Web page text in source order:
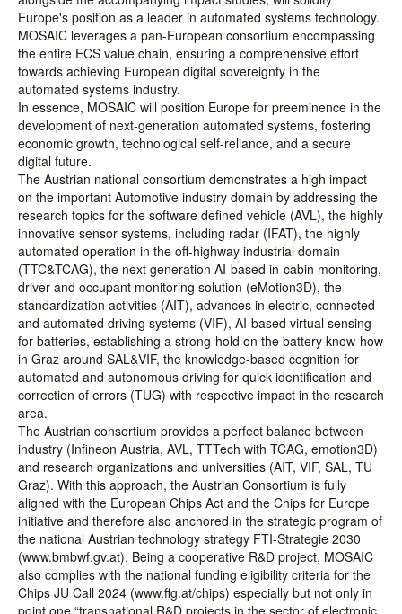
Europe's position as a leader in automated systems technology.
MOSAIC leverages a pan-European consortium encompassing
the entire ECS value chain, ensuring a comprehensive effort
towards achieving European digital sovereignty in the
automated systems industry.
In essence, MOSAIC will position Europe for preeminence in the
development of next-generation automated systems, fostering
economic growth, technological self-reliance, and a secure
digital future.
The Austrian national consortium demonstrates a high impact
on the important Automotive industry domain by addressing the
research topics for the software defined vehicle (AVL), the highly
innovative sensor systems, including radar (IFAT), the highly
automated operation in the off-highway industrial domain
(TTC&TCAG), the next generation AI-based in-cabin monitoring,
driver and occupant monitoring solution (eMotion3D), the
standardization activities (AIT), advances in electric, connected
and automated driving systems (VIF), AI-based virtual sensing
for batteries, establishing a strong-hold on the battery know-how
in Graz around SAL&VIF, the knowledge-based cognition for
automated and autonomous driving for quick identification and
correction of errors (TUG) with respective impact in the research
area.
The Austrian consortium provides a perfect balance between
industry (Infineon Austria, AVL, TTTech with TCAG, emotion3D)
and research organizations and universities (AIT, VIF, SAL, TU
Graz). With this approach, the Austrian Consortium is fully
aligned with the European Chips Act and the Chips for Europe
initiative and therefore also anchored in the strategic program of
the national Austrian technology strategy FTI-Strategie 2030
(www.bmbwf.gv.at). Being a cooperative R&D project, MOSAIC
also complies with the national funding eligibility criteria for the
Chips JU Call 2024 (www.ffg.at/chips) especially but not only in
point one “transnational R&D projects in the sector of electronic